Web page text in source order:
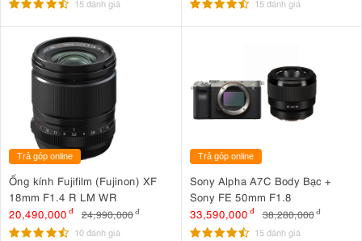
15 đánh giá 15 đánh giá
Trả góp online
Ống kính Fujifilm (Fujinon) XF
18mm F1.4 R LM WR
20,490,000 đ 24,990,000đ
10 đánh giá
Trả góp online
Sony Alpha A7C Body Bạc +
Sony FE 50mm F1.8
33,590,000 đ 38,280,000 đ
15 đánh giá